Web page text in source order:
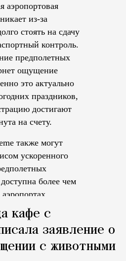
аэропортовая
из-за
стоять на сдачу
контроль.
предполетных
ощущение
это актуально
праздников,
достигают
на счету.
также могут
ускоренного
более чем
кафе с
заявление о
с животными